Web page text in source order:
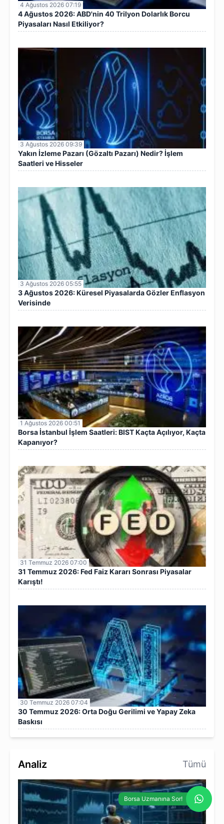
4 Ağustos 2026 07:19
4 Ağustos 2026: ABD'nin 40 Trilyon Dolarlık Borcu
Piyasaları Nasıl Etkiliyor?
3 Ağustos 2026 09:39
Yakın İzleme Pazarı (Gözaltı Pazarı) Nedir? İşlem
Saatleri ve Hisseler
3 Ağustos 2026 05:55
3 Ağustos 2026: Küresel Piyasalarda Gözler Enflasyon
Verisinde
1 Ağustos 2026 00:51
Borsa İstanbul İşlem Saatleri: BIST Kaçta Açılıyor, Kaçta
Kapanıyor?
31 Temmuz 2026 07:00
31 Temmuz 2026: Fed Faiz Kararı Sonrası Piyasalar
Karıştı!
30 Temmuz 2026 07:04
30 Temmuz 2026: Orta Doğu Gerilimi ve Yapay Zeka
Baskısı
Analiz Tümü
Borsa Uzmanına Sor!